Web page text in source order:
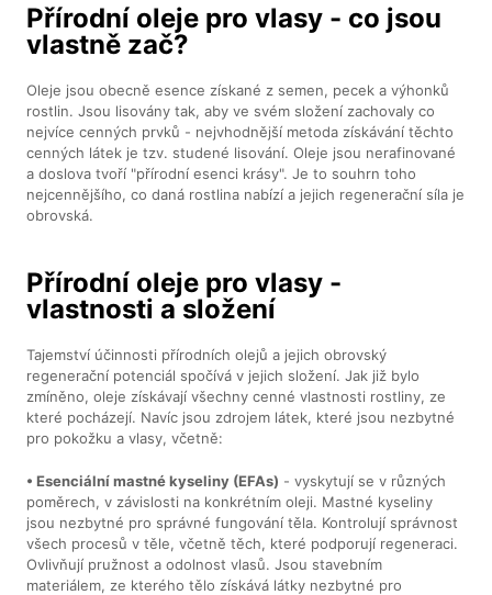
Přírodní oleje pro vlasy - co jsou
vlastně zač?
Oleje jsou obecně esence získané z semen, pecek a výhonků
rostlin. Jsou lisovány tak, aby ve svém složení zachovaly co
nejvíce cenných prvků - nejvhodnější metoda získávání těchto
cenných látek je tzv. studené lisování. Oleje jsou nerafinované
a doslova tvoří "přírodní esenci krásy". Je to souhrn toho
nejcennějšího, co daná rostlina nabízí a jejich regenerační síla je
obrovská.
Přírodní oleje pro vlasy -
vlastnosti a složení
Tajemství účinnosti přírodních olejů a jejich obrovský
regenerační potenciál spočívá v jejich složení. Jak již bylo
zmíněno, oleje získávají všechny cenné vlastnosti rostliny, ze
které pocházejí. Navíc jsou zdrojem látek, které jsou nezbytné
pro pokožku a vlasy, včetně:
• Esenciální mastné kyseliny (EFAs) - vyskytují se v různých
poměrech, v závislosti na konkrétním oleji. Mastné kyseliny
jsou nezbytné pro správné fungování těla. Kontrolují správnost
všech procesů v těle, včetně těch, které podporují regeneraci.
Ovlivňují pružnost a odolnost vlasů. Jsou stavebním
materiálem, ze kterého tělo získává látky nezbytné pro